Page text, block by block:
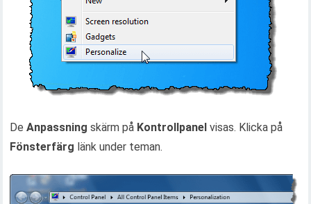
DeAnpassning skärm på Kontrollpanel visas. Klicka på
Fönsterfärg länk under teman.